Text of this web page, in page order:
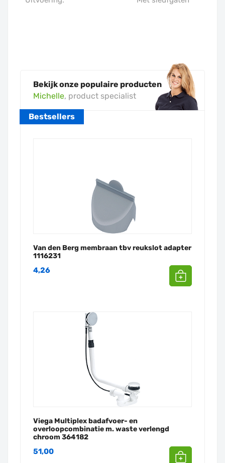
Bekijk onze populaire producten
Michelle, product specialist
Bestsellers
Van den Berg membraan tbv reukslot adapter
1116231
4,26
Viega Multiplex badafvoer- en
overloopcombinatie m. waste verlengd
chroom 364182
51,00